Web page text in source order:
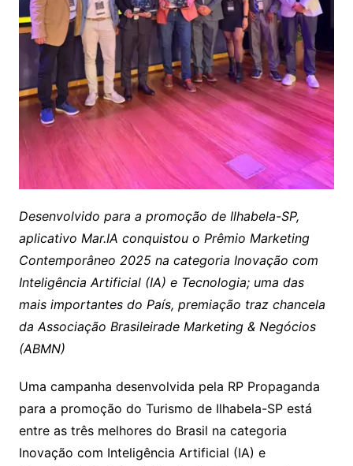
Desenvolvido para a promoção de Ilhabela-SP,
aplicativo Mar.IA conquistou o Prêmio Marketing
Contemporâneo 2025 na categoria Inovação com
Inteligência Artificial (IA) e Tecnologia; uma das
mais importantes do País, premiação traz chancela
da Associação Brasileirade Marketing & Negócios
(ABMN)
Uma campanha desenvolvida pela RP Propaganda
para a promoção do Turismo de Ilhabela-SP está
entre as três melhores do Brasil na categoria
Inovação com Inteligência Artificial (IA) e